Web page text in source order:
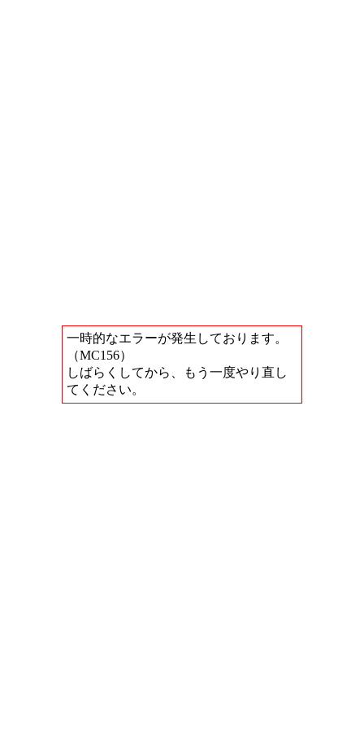
一時的なエラーが発生しております。
（MC156）
しばらくしてから、もう一度やり直し
てください。